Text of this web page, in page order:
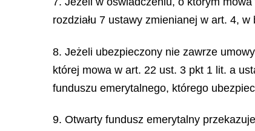
rozdziału 7 ustawy zmienianej w art. 4,
8. Jeżeli ubezpieczony nie zawrze
której mowa w art. 22 ust. 3 pkt 1 lit. a
funduszu emerytalnego, którego
9. Otwarty fundusz emerytalny